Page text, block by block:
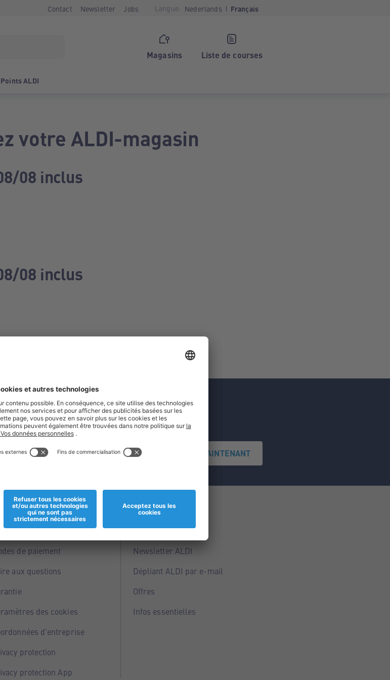
Contact Newsletter Jobs Langue: Nederlands Français
Magasins Liste de courses
Points ALDI
votre ALDI-magasin
08 inclus
08 inclus
nos offres.
S'INSCRIRE MAINTENANT
Informations
de paiement
aux questions
des cookies
d'entreprise
protection
protection App
Service
Points ALDI
Newsletter ALDI
Dépliant ALDI par e-mail
Offres
Infos essentielles